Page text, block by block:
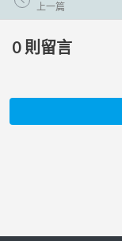
上一篇
0 則留言